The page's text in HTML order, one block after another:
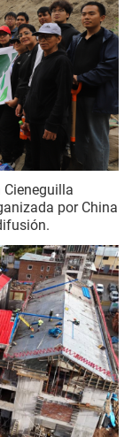
por China